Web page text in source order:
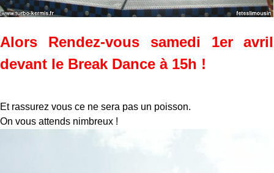
Alors Rendez-vous samedi 1er avril
devant le Break Dance à 15h !
Et rassurez vous ce ne sera pas un poisson.
On vous attends nimbreux !